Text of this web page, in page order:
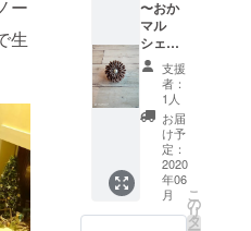
ー
生
郵送で
お届け
します
しょ
う。 イ
ンスト
ラク
ター :
Hirari
IHTA認
定ヨガ
インス
トラク
ター 1
RYT200
セサ
リーと
お洒落
なヘア
ゴムの
セット
をお届
け＆心
を込め
て作成
したお
礼の
メー
〜おか
マル
シェ出
店者さ
まよ
り〜
divana
【つま
み細工
のポ
ニー
フック
＆心を
支援
者：
1人
お届
け予
定：
2020
年06
月
こ
の
リ
タ